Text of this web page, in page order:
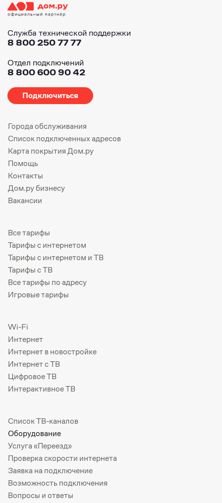
Служба технической поддержки
8 800 250 77 77
Отдел подключений
8 800 600 90 42
Подключиться
Города обслуживания
Список подключенных адресов
Карта покрытия Дом.ру
Помощь
Контакты
Дом.ру бизнесу
Вакансии
Все тарифы
Тарифы с интернетом
Тарифы с интернетом и ТВ
Тарифы с ТВ
Все тарифы по адресу
Игровые тарифы
Wi-Fi
Интернет
Интернет в новостройке
Интернет с ТВ
Цифровое ТВ
Интерактивное ТВ
Список ТВ-каналов
Оборудование
Услуга «Переезд»
Проверка скорости интернета
Заявка на подключение
Возможность подключения
Вопросы и ответы